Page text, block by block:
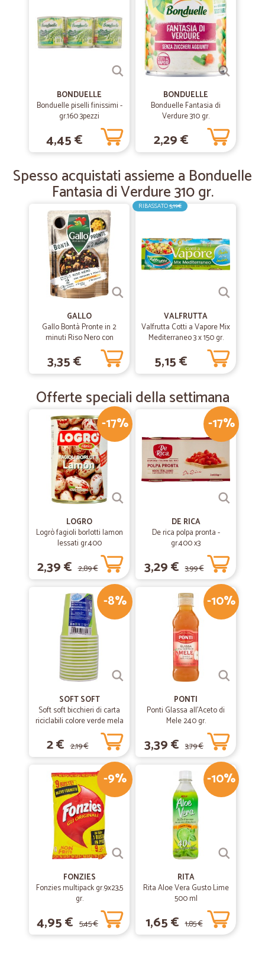
prima volta, moto soddisfatta!
26/10/2019
Franco G.
Ottimo servizio
11/10/2019
Mariagrazia Z.
Spedizione puntuale anche un po'…
Spedizione puntuale anche un po' caruccia! Vasta gamma di prodotti!
BONDUELLE
Bonduelle piselli finissimi -
gr.160 3pezzi
4,45 €
BONDUELLE
Bonduelle Fantasia di
Verdure 310 gr.
2,29 €
Spesso acquistati assieme a Bonduelle
Fantasia di Verdure 310 gr.
GALLO
Gallo Bontà Pronte in 2
minuti Riso Nero con
Verdure e Pollo 220 g
3,35 €
RIBASSATO5,19€
VALFRUTTA
Valfrutta Cotti a Vapore Mix
Mediterraneo 3 x 150 gr.
5,15 €
Offerte speciali della settimana
-17%
LOGRO
Logrò fagioli borlotti lamon
lessati gr.400
2,39 € 2,89 €
-17%
DE RICA
De rica polpa pronta -
gr.400 x3
3,29 € 3,99 €
-8%
SOFT SOFT
Soft soft bicchieri di carta
riciclabili colore verde mela
2 € 2,19 €
-10%
PONTI
Ponti Glassa all'Aceto di
Mele 240 gr.
3,39 € 3,79 €
-9%
FONZIES
Fonzies multipack gr.9x23,5
gr.
4,95 € 5,45 €
-10%
RITA
Rita Aloe Vera Gusto Lime
500 ml
1,65 € 1,85 €